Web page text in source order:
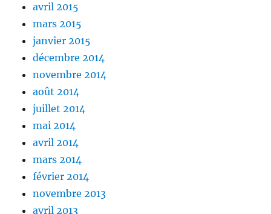
avril 2015
mars 2015
janvier 2015
décembre 2014
novembre 2014
août 2014
juillet 2014
mai 2014
avril 2014
mars 2014
février 2014
novembre 2013
avril 2013